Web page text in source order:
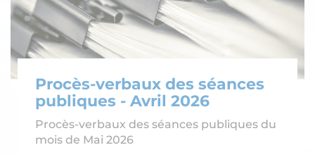
Procès-verbaux des séances
publiques - Avril 2026
Procès-verbaux des séances publiques du
mois de Mai 2026